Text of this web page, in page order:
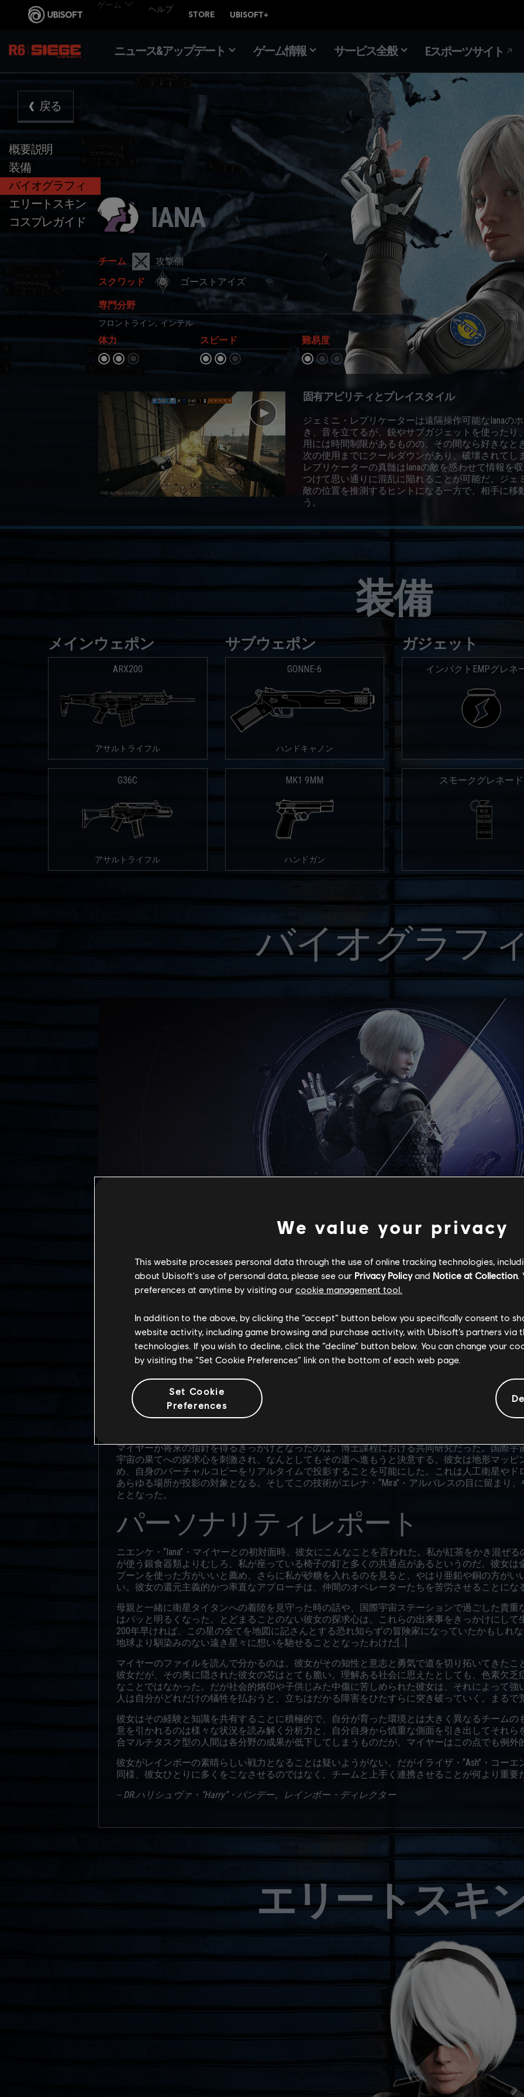
ニュース&アップデート ゲーム情報 サービス全般 Eスポーツサイト
概要説明
装備
バイオグラフィ
エリートスキン
コスプレガイド
戻る
IANA
チーム 攻撃側
スクワッド ゴーストアイズ
専門分野
フロントライン, インテル
体力 スピード 難易度
固有アビリティとプレイスタイル
ジェミニ・レプリケーターは遠隔操作可能なIanaの
き、音を立てるが、銃やサブガジェットを使った
用には時間制限があるものの、その間なら好きな
次の使用までにクールダウンがあり、破壊されて
レプリケーターの真髄はIanaの敵を惑わせて情報を
つけて思い通りに混乱に陥れることが可能だ。ジェ
敵の位置を推測するヒントになる一方で、相手に移
う。
装備
メインウェポン
ARX200
アサルトライフル
G36C
アサルトライフル
サブウェポン
GONNE-6
ハンドキャノン
MK1 9MM
ハンドガン
ガジェット
インパクトEMPグレネ
スモークグレネード
バイオグラフ
本名
ニエンケ・マイヤー
誕生日
8月27日 - （35歳）
出
経歴
マイヤーの母親は衛星タイタンに着陸したホイヘンス大気構成計測器のリードエンジニアであ
てられていた彼女は、戦闘機のパイロットを目指して航空宇宙工学を学んでいる。しかし色素
は、その望みを叶えることができなかった。以降、彼女はシステムエンジニアリングに注力し
マイヤーが将来の指針を得るきっかけとなったのは、博士課程における共同研究だった。国際
宇宙の果てへの探求心を刺激され、なんとしてもその道へ進もうと決意する。彼女は地形マッ
め、自身のバーチャルコピーをリアルタイムで投影することを可能にした。これは人工衛星や
あらゆる場所が投影の対象となる。そしてこの技術がエレナ・“Mira”・アルバレスの目に留まり
ととなった。
パーソナリティレポート
ニエンケ・“Iana”・マイヤーとの初対面時、彼女にこんなことを言われた。私が紅茶をかき混ぜ
が使う銀食器類よりむしろ、私が座っている椅子の釘と多くの共通点があるというのだ。彼女
プーンを使った方がいいと薦め、さらに私が砂糖を入れるのを見ると、やはり亜鉛や銅の方が
い。彼女の還元主義的かつ率直なアプローチは、仲間のオペレーターたちを苦労させることにな
母親と一緒に衛星タイタンへの着陸を見守った時の話や、国際宇宙ステーションで過ごした貴
はパッと明るくなった。とどまることのない彼女の探求心は、これらの出来事をきっかけにし
200年早ければ、この星の全てを地図に記さんとする恐れ知らずの冒険家になっていたかもしれ
地球より馴染みのない遠き星々に想いを馳せることとなったわけだ[…]
マイヤーのファイルを読んで分かるのは、彼女がその知性と意志と勇気で道を切り拓いてきた
彼女だが、その奥に隠された彼女の芯はとても脆い。理解ある社会に思えたとしても、色素欠
なことではなかった。だが社会的烙印や子供じみた中傷に苦しめられた彼女は、それによって
人は自分がどれだけの犠牲を払おうと、立ちはだかる障害をひたすらに突き破っていく。まるで
彼女はその経験と知識を共有することに積極的で、自分が育った環境とは大きく異なるチーム
意を引かれるのは様々な状況を読み解く分析力と、自分自身から慎重な側面を引き出してそれ
合マルチタスク型の人間は各分野の成果が低下してしまうものだが、マイヤーはこの点でも例外
彼女がレインボーの素晴らしい戦力となることは疑いようがない。だがイライザ・“Ash”・コーエ
同様、彼女ひとりに多くをこなさせるのではなく、チームと上手く連携させることが何より重要
-- DR.ハリシュヴァ・“Harry”・パンデー。レインボー・ディレクター
エリートスキ
We value your privacy
This website processes personal data through the use of online tracking technologies,
about Ubisoft's use of personal data, please see our Privacy Policyand Notice at Collection.
preferences at anytime by visiting our cookie management tool.
In addition to the above, by clicking the “accept” button below you specifically consent to
website activity, including game browsing and purchase activity, with Ubisoft’s partners via
technologies. If you wish to decline, click the “decline” button below. You can change your
by visiting the “Set Cookie Preferences” link on the bottom of each web page.
Set Cookie
Preferences